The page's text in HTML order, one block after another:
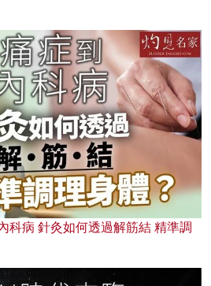
科病 針灸如何透過解筋結 精準調